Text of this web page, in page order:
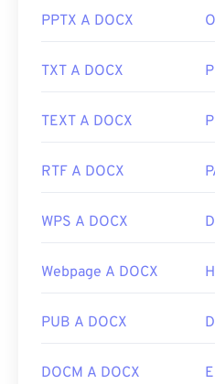
GIF, il che gli conferisce
Inoltre, il formato GIF si
diffuso diAdobe Flash
Le GIF si aprono
web e sistemi operativi.
Photoshop. Su Windows,
NXT Proe altri. Su macOS,
PPTX A DOCX
TXT A DOCX
TEXT A DOCX
RTF A DOCX
WPS A DOCX
Webpage A DOCX
PUB A DOCX
DOCM A DOCX